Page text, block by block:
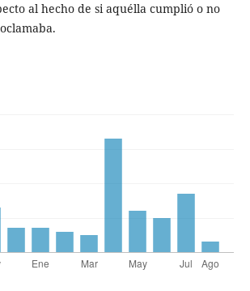
al hecho de si aquélla cumplió o no